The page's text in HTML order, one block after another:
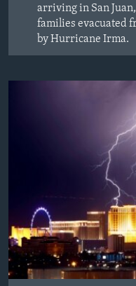
arriving in San
families evacuated
by Hurricane Irma.